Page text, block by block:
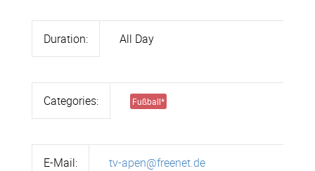
Duration: All Day
Categories: Fußball*
E-Mail: tv-apen@freenet.de